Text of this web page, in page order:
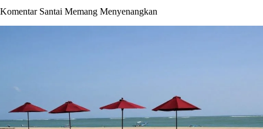
Komentar Santai Memang Menyenangkan